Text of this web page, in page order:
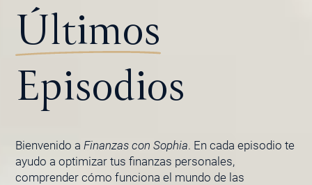
Últimos
Episodios
Bienvenido a Finanzas con Sophia. En cada episodio te
ayudo a optimizar tus finanzas personales,
comprender cómo funciona el mundo de las